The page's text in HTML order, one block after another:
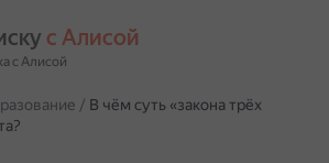
с Алисой
с Алисой
/ В чём суть «закона трёх